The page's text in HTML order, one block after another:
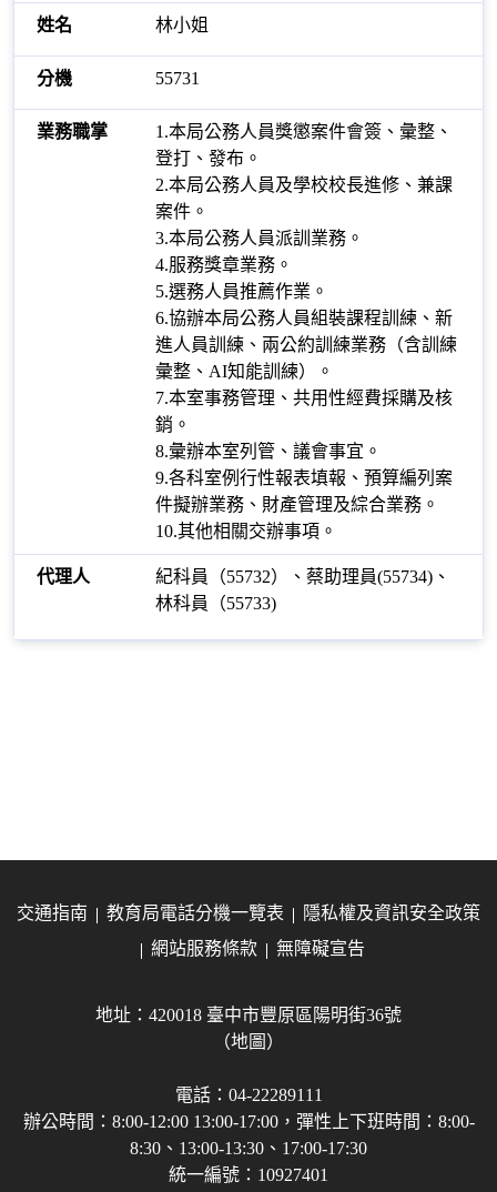
林小姐
55731
1.本局公務人員獎懲案件會簽、彙整、
登打、發布。
2.本局公務人員及學校校長進修、兼課
案件。
3.本局公務人員派訓業務。
4.服務獎章業務。
5.選務人員推薦作業。
6.協辦本局公務人員組裝課程訓練、新
進人員訓練、兩公約訓練業務（含訓練
彙整、AI知能訓練）。
7.本室事務管理、共用性經費採購及核
銷。
8.彙辦本室列管、議會事宜。
9.各科室例行性報表填報、預算編列案
件擬辦業務、財產管理及綜合業務。
10.其他相關交辦事項。
紀科員（55732）、蔡助理員(55734)、
林科員（55733)
交通指南 教育局電話分機一覽表
隱私權及資訊安全政策
網站服務條款
無障礙宣告
地址：420018 臺中市豐原區陽明街36號
（地圖）
電話：04-22289111
辦公時間：8:00-12:00 13:00-17:00，彈性上下班時間：8:00-
8:30、13:00-13:30、17:00-17:30
統一編號：10927401